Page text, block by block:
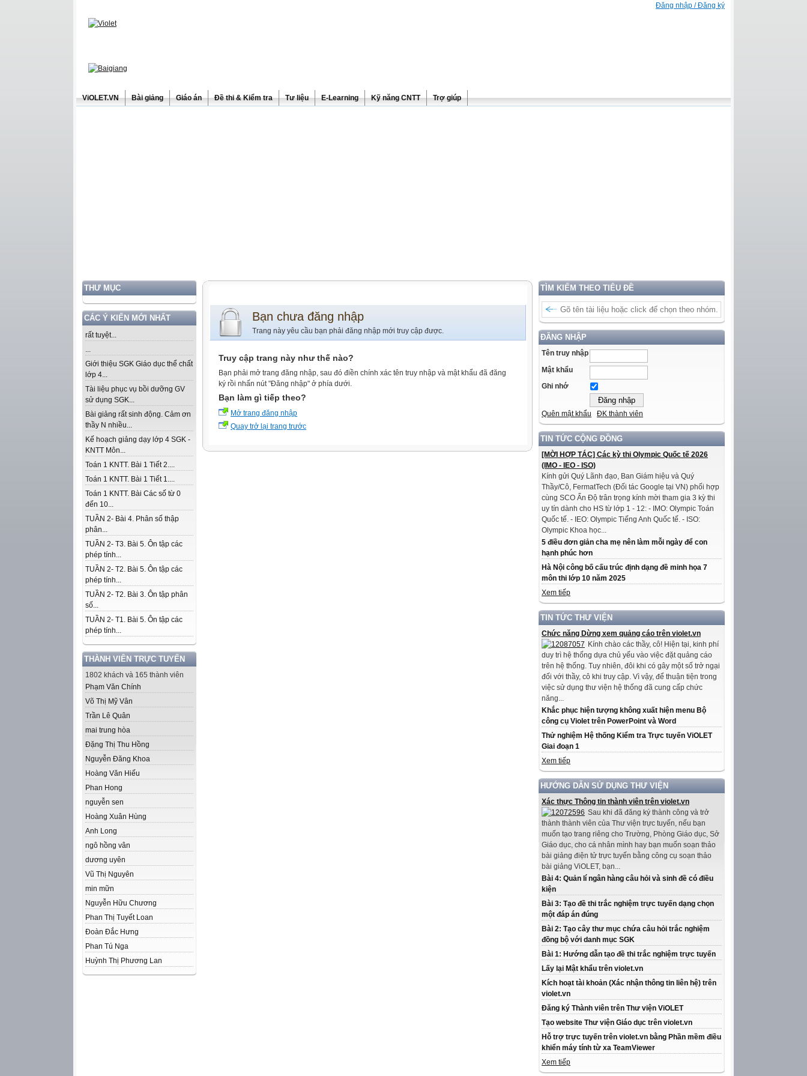
Đăng nhập / Đăng ký
ViOLET.VN Bài giảng Giáo án Đề thi & Kiểm tra Tư liệu E-Learning Kỹ năng CNTT Trợ giúp
THƯ MỤC
CÁC Ý KIẾN MỚI NHẤT
rất tuyệt...
...
Giới thiệu SGK Giáo dục thể chất
lớp 4...
Tài liệu phục vụ bồi dưỡng GV
sử dụng SGK...
Bài giảng rất sinh động. Cảm ơn
thầy N nhiều...
Kế hoạch giảng dạy lớp 4 SGK -
KNTT Môn...
Toán 1 KNTT. Bài 1 Tiết 2....
Toán 1 KNTT. Bài 1 Tiết 1....
Toán 1 KNTT. Bài Các số từ 0
đến 10...
TUẦN 2- Bài 4. Phân số thập
phân...
TUẦN 2- T3. Bài 5. Ôn tập các
phép tính...
TUẦN 2- T2. Bài 5. Ôn tập các
phép tính...
TUẦN 2- T2. Bài 3. Ôn tập phân
số...
TUẦN 2- T1. Bài 5. Ôn tập các
phép tính...
THÀNH VIÊN TRỰC TUYẾN
1802 khách và 165 thành viên
Phạm Văn Chính
Võ Thị Mỹ Vân
Trần Lê Quân
mai trung hòa
Đặng Thị Thu Hồng
Nguyễn Đăng Khoa
Hoàng Văn Hiếu
Phan Hong
nguyễn sen
Hoàng Xuân Hùng
Anh Long
ngô hồng vân
dương uyên
Vũ Thị Nguyên
min mữn
Nguyễn Hữu Chương
Phan Thị Tuyết Loan
Đoàn Đắc Hưng
Phan Tú Nga
Huỳnh Thị Phương Lan
TÌM KIẾM THEO TIÊU ĐỀ
ĐĂNG NHẬP
Tên truy nhập
Mật khẩu
Ghi nhớ
Quên mật khẩu ĐK thành viên
TIN TỨC CỘNG ĐỒNG
[MỜI HỢP TÁC] Các kỳ thi Olympic Quốc tế 2026
(IMO - IEO - ISO)
Kính gửi Quý Lãnh đạo, Ban Giám hiệu và Quý
Thầy/Cô, FermatTech (Đối tác Google tại VN) phối hợp
cùng SCO Ấn Độ trân trọng kính mời tham gia 3 kỳ thi
uy tín dành cho HS từ lớp 1 - 12: - IMO: Olympic Toán
Quốc tế. - IEO: Olympic Tiếng Anh Quốc tế. - ISO:
Olympic Khoa học...
5 điều đơn giản cha mẹ nên làm mỗi ngày để con
hạnh phúc hơn
Hà Nội công bố cấu trúc định dạng đề minh họa 7
môn thi lớp 10 năm 2025
Xem tiếp
TIN TỨC THƯ VIỆN
Chức năng Dừng xem quảng cáo trên violet.vn
Kính chào các thầy, cô! Hiện tại, kinh phí
duy trì hệ thống dựa chủ yếu vào việc đặt quảng cáo
trên hệ thống. Tuy nhiên, đôi khi có gây một số trở ngại
đối với thầy, cô khi truy cập. Vì vậy, để thuận tiện trong
việc sử dụng thư viện hệ thống đã cung cấp chức
năng...
Khắc phục hiện tượng không xuất hiện menu Bộ
công cụ Violet trên PowerPoint và Word
Thử nghiệm Hệ thống Kiểm tra Trực tuyến ViOLET
Giai đoạn 1
Xem tiếp
HƯỚNG DẪN SỬ DỤNG THƯ VIỆN
Xác thực Thông tin thành viên trên violet.vn
Sau khi đã đăng ký thành công và trở
thành thành viên của Thư viện trực tuyến, nếu bạn
muốn tạo trang riêng cho Trường, Phòng Giáo dục, Sở
Giáo dục, cho cá nhân mình hay bạn muốn soạn thảo
bài giảng điện tử trực tuyến bằng công cụ soạn thảo
bài giảng ViOLET, bạn...
Bài 4: Quản lí ngân hàng câu hỏi và sinh đề có điều
kiện
Bài 3: Tạo đề thi trắc nghiệm trực tuyến dạng chọn
một đáp án đúng
Bài 2: Tạo cây thư mục chứa câu hỏi trắc nghiệm
đồng bộ với danh mục SGK
Bài 1: Hướng dẫn tạo đề thi trắc nghiệm trực tuyến
Lấy lại Mật khẩu trên violet.vn
Kích hoạt tài khoản (Xác nhận thông tin liên hệ) trên
violet.vn
Đăng ký Thành viên trên Thư viện ViOLET
Tạo website Thư viện Giáo dục trên violet.vn
Hỗ trợ trực tuyến trên violet.vn bằng Phần mềm điều
khiển máy tính từ xa TeamViewer
Xem tiếp
Bạn chưa đăng nhập
Trang này yêu cầu bạn phải đăng nhập mới truy cập được.
Truy cập trang này như thế nào?
Bạn phải mở trang đăng nhập, sau đó điền chính xác tên truy nhập và mật khẩu đã đăng
ký rồi nhấn nút "Đăng nhập" ở phía dưới.
Bạn làm gì tiếp theo?
Mở trang đăng nhập
Quay trở lại trang trước